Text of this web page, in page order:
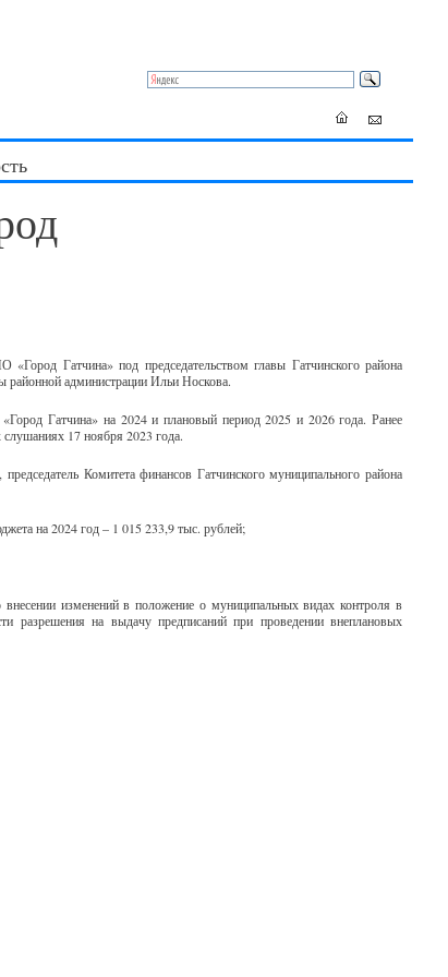
«Город Гатчина» под председательством главы Гатчинского района
районной администрации Ильи Носкова.
Гатчина» на 2024 и плановый период 2025 и 2026 года. Ранее
17 ноября 2023 года.
Комитета финансов Гатчинского муниципального района
на 2024 год – 1 015 233,9 тыс. рублей;
изменений в положение о муниципальных видах контроля в
разрешения на выдачу предписаний при проведении внеплановых